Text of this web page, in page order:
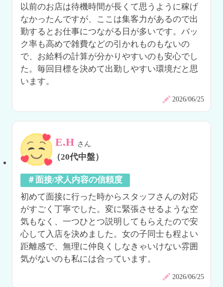
以前のお店は待機時間が長くて思うように稼げ
なかったんですが、ここは集客力があるので出
勤するとお仕事につながる日が多いです。バッ
ク率も高めで雑費などの引かれものもないの
で、お給料の計算が分かりやすいのも安心でし
た。毎回目標を決めて出勤しやすい環境だと思
います。
2026/06/25
E.H さん
（20代中盤）
＃面接/求人内容の信頼度
初めて面接に行った時からスタッフさんの対応
がすごく丁寧でした。変に緊張させるような空
気もなく、一つひとつ説明してもらえたので安
心して入店を決めました。女の子同士も程よい
距離感で、無理に仲良くしなきゃいけない雰囲
気がないのも私には合っています。
2026/06/25